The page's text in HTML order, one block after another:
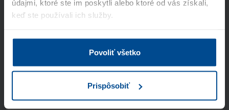
údajmi, ktoré ste im poskytli alebo ktoré od vás získali,
keď ste používali ich služby.
Povoliť všetko
Prispôsobiť
Meno a priezvisko